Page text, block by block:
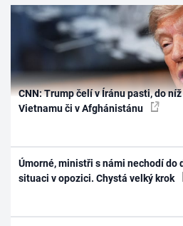
CNN: Trump čelí v Íránu pasti, do
Vietnamu či v Afghánistánu
Úmorné, ministři s námi nechodí do
situaci v opozici. Chystá velký krok